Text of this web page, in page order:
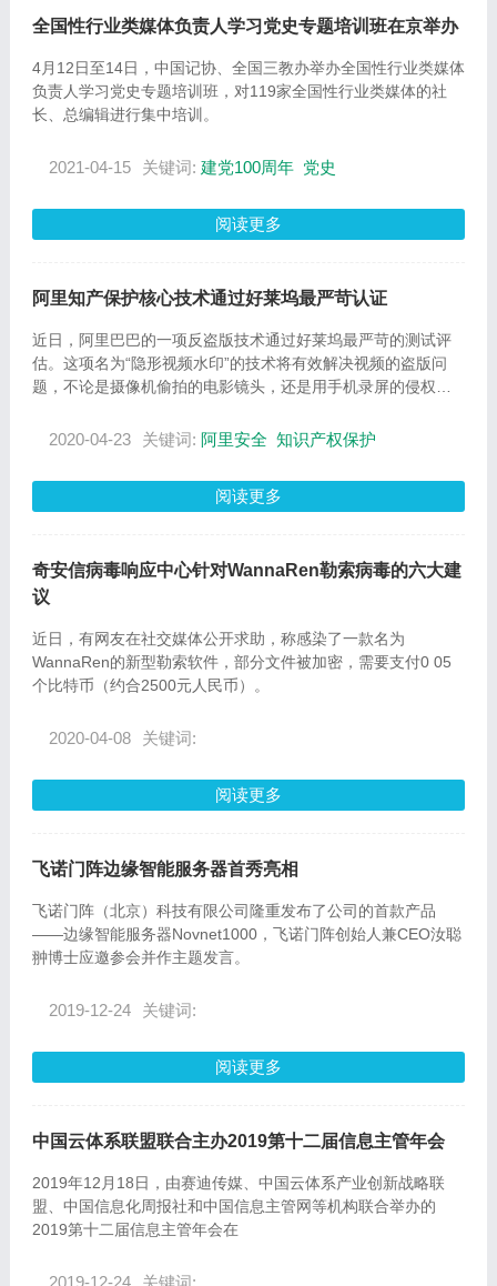
全国性行业类媒体负责人学习党史专题培训班在京举办
4月12日至14日，中国记协、全国三教办举办全国性行业类媒体
负责人学习党史专题培训班，对119家全国性行业类媒体的社
长、总编辑进行集中培训。
2021-04-15 关键词: 建党100周年 党史
阅读更多
阿里知产保护核心技术通过好莱坞最严苛认证
近日，阿里巴巴的一项反盗版技术通过好莱坞最严苛的测试评
估。这项名为“隐形视频水印”的技术将有效解决视频的盗版问
题，不论是摄像机偷拍的电影镜头，还是用手机录屏的侵权画
2020-04-23 关键词: 阿里安全 知识产权保护
阅读更多
奇安信病毒响应中心针对WannaRen勒索病毒的六大建
议
近日，有网友在社交媒体公开求助，称感染了一款名为
WannaRen的新型勒索软件，部分文件被加密，需要支付0 05
个比特币（约合2500元人民币）。
2020-04-08 关键词:
阅读更多
飞诺门阵边缘智能服务器首秀亮相
飞诺门阵（北京）科技有限公司隆重发布了公司的首款产品
——边缘智能服务器Novnet1000，飞诺门阵创始人兼CEO汝聪
翀博士应邀参会并作主题发言。
2019-12-24 关键词:
阅读更多
中国云体系联盟联合主办2019第十二届信息主管年会
2019年12月18日，由赛迪传媒、中国云体系产业创新战略联
盟、中国信息化周报社和中国信息主管网等机构联合举办的
2019第十二届信息主管年会在
2019-12-24 关键词: